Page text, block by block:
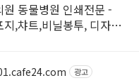
원 동물병원 인쇄전문 -
지,챠트,비닐봉투, 디자인
광고